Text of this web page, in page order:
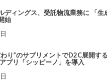
ディングス、受託物流業務に 「生
始
り”のサプリメントでD2C展開す
プリ「シッピーノ」を導入